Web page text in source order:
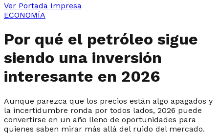
Ver Portada Impresa
ECONOMÍA
Por qué el petróleo sigue
siendo una inversión
interesante en 2026
Aunque parezca que los precios están algo apagados y
la incertidumbre ronda por todos lados, 2026 puede
convertirse en un año lleno de oportunidades para
quienes saben mirar más allá del ruido del mercado.